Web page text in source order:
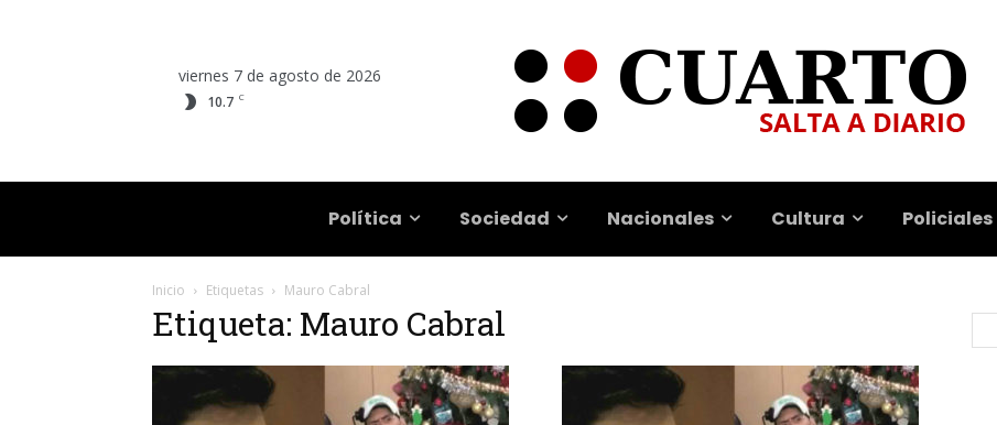
viernes 7 de agosto de 2026
10.7 C
Política Sociedad Nacionales Cultura Policiales
Inicio Etiquetas Mauro Cabral
Etiqueta: Mauro Cabral